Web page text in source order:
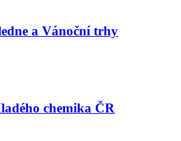
a Vánoční trhy
chemika ČR